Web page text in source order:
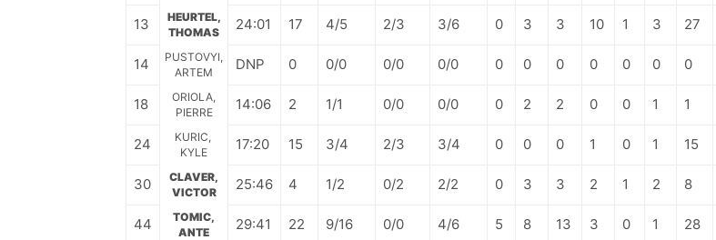
13
HEURTEL,
THOMAS
24:01 17 4/5 2/3 3/6 0 3 3 10 1 3 27
14
PUSTOVYI,
ARTEM
DNP 0 0/0 0/0 0/0 0 0 0 0 0 0 0
18
ORIOLA,
PIERRE
14:06 2 1/1 0/0 0/0 0 2 2 0 0 1 1
24
KURIC,
KYLE
17:20 15 3/4 2/3 3/4 0 0 0 1 0 1 15
30
CLAVER,
VICTOR
25:46 4 1/2 0/2 2/2 0 3 3 2 1 2 8
44
TOMIC,
ANTE
29:41 22 9/16 0/0 4/6 5 8 13 3 0 1
28